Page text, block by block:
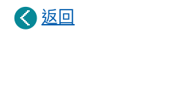
返回